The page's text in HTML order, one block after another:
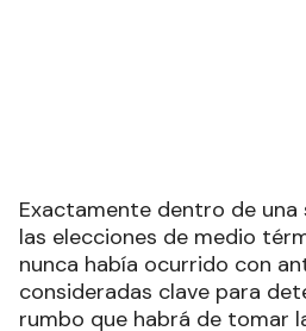
Exactamente dentro de una
las elecciones de medio
nunca había ocurrido con
consideradas clave para
rumbo que habrá de tomar